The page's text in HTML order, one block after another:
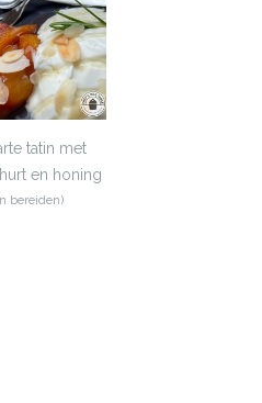
tatin met
en honing
bereiden)